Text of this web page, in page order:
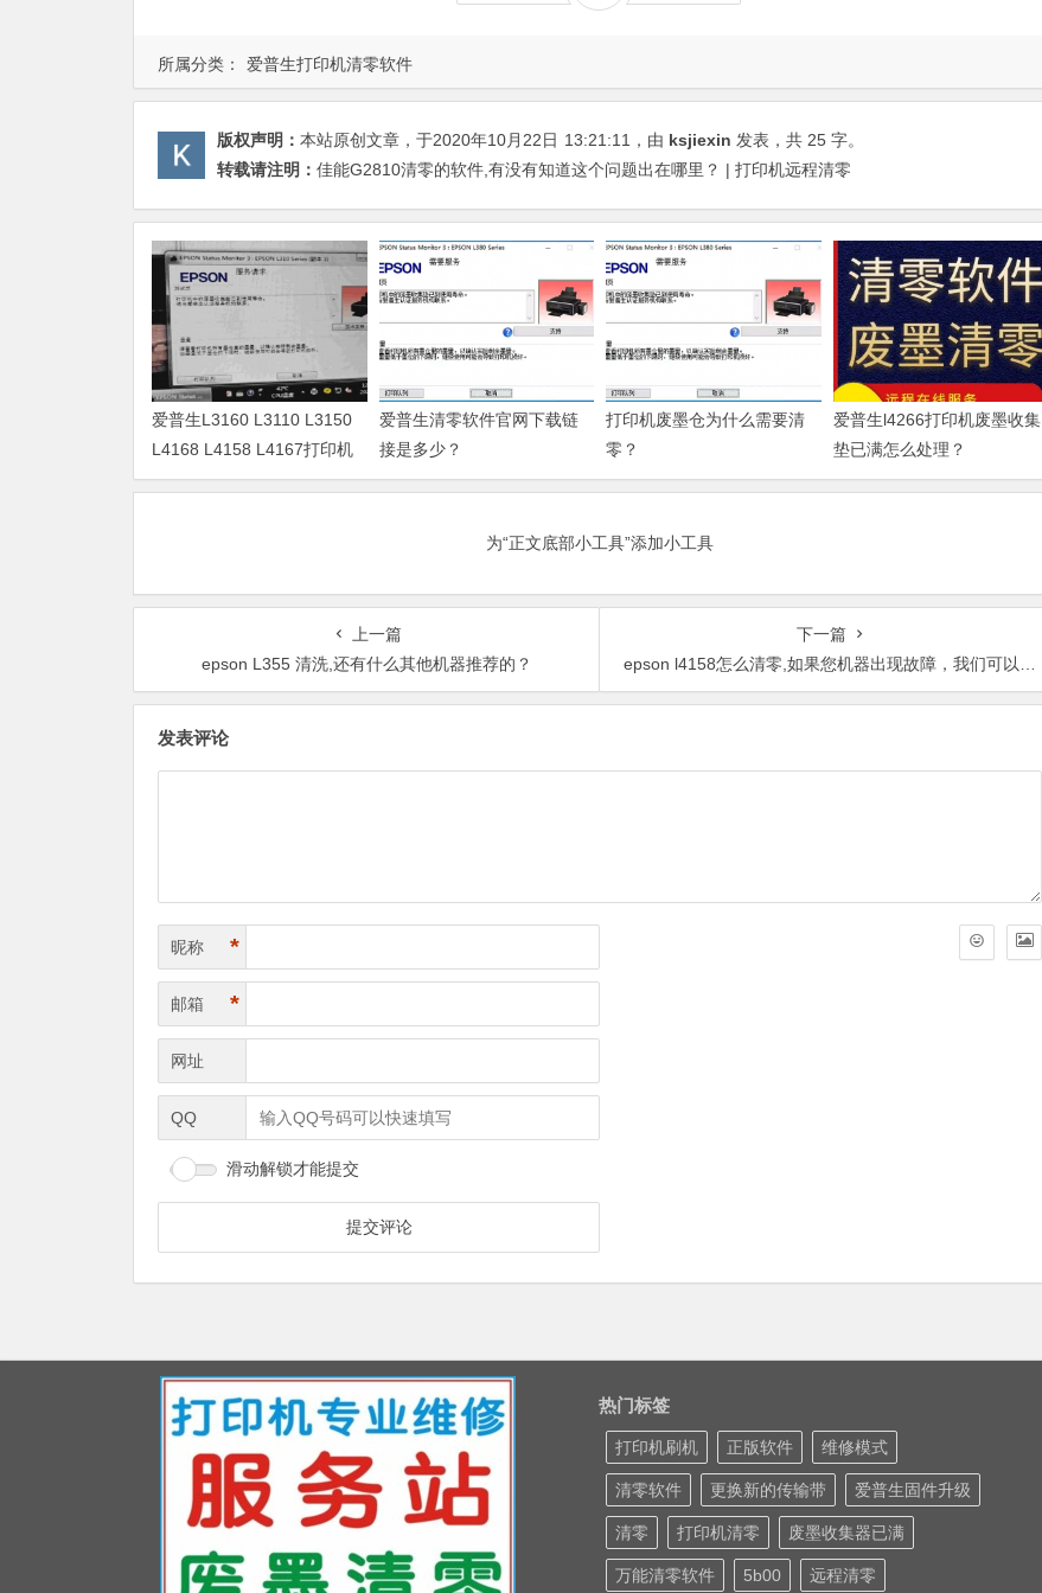
所属分类： 爱普生打印机清零软件
版权声明： 本站原创文章，于2020年10月22日 13:21:11 ，由 ksjiexin 发表，共 25 字。
转载请注明： 佳能G2810清零的软件,有没有知道这个问题出在哪里？ | 打印机远程清零
爱普生L3160 L3110 L3150
L4168 L4158 L4167打印机
废墨清零软件
爱普生清零软件官网下载链
接是多少？
打印机废墨仓为什么需要清
零？
爱普生l4266打印机废墨收集
垫已满怎么处理？
为“正文底部小工具”添加小工具
上一篇
epson L355 清洗,还有什么其他机器推荐的？
下一篇
epson l4158怎么清零,如果您机器出现故障，我们可以远程处理吗？
发表评论
昵称 *
邮箱 *
网址
QQ
滑动解锁才能提交
热门标签
打印机刷机 正版软件 维修模式
清零软件 更换新的传输带 爱普生固件升级
清零 打印机清零 废墨收集器已满
万能清零软件 5b00 远程清零